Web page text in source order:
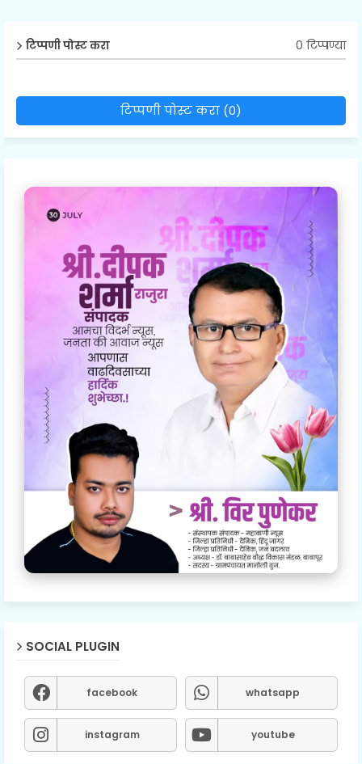
टिप्पणी पोस्ट करा 0 टिप्पण्या
टिप्पणी पोस्ट करा (0)
SOCIAL PLUGIN
facebook whatsapp
instagram youtube